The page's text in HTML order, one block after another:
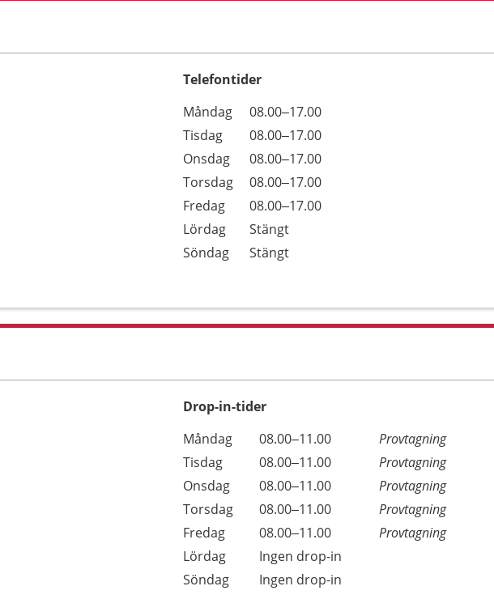
Telefontider
Dag
Öppettider
Kommentarer
Måndag
08.00–17.00
Tisdag
08.00–17.00
Onsdag
08.00–17.00
Torsdag
08.00–17.00
Fredag
08.00–17.00
Lördag
Stängt
Söndag
Stängt
Drop-in-tider
Måndag
08.00–11.00
Provtagning
Tisdag
08.00–11.00
Provtagning
Onsdag
08.00–11.00
Provtagning
Torsdag
08.00–11.00
Provtagning
Fredag
08.00–11.00
Provtagning
Lördag
Ingen drop-in
Söndag
Ingen drop-in